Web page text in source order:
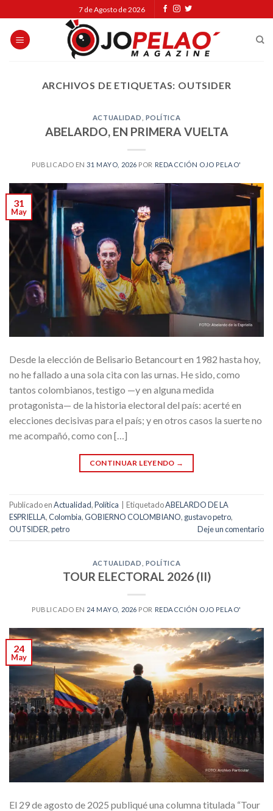
to
content
7 de Agosto de 2026
ARCHIVOS DE ETIQUETAS: OUTSIDER
ACTUALIDAD POLÍTICA
ABELARDO, EN PRIMERA VUELTA
PUBLICADO EN31 MAYO, 2026 POR REDACCIÓN OJO PELAO'
31
May
Desde la elección de Belisario Betancourt en 1982 hasta hoy,
no he fallado a una sola cita con las urnas. He sido, como
tantos colombianos, testigo —y en alguna medida
protagonista— de la historia electoral del país: acerté en
elecciones decisivas para el país; y en otros casos la suerte no
me acompañó, como con […]
CONTINUAR LEYENDO →
Publicado enActualidad,Política EtiquetadoABELARDO DE LA
ESPRIELLA,Colombia,GOBIERNO COLOMBIANO, gustavo petro,
OUTSIDER,petro Deje un comentario
ACTUALIDAD POLÍTICA
TOUR ELECTORAL 2026 (II)
PUBLICADO EN 24 MAYO, 2026 POR REDACCIÓN OJO PELAO'
24
May
El 29 de agosto de 2025 publiqué una columna titulada “Tour